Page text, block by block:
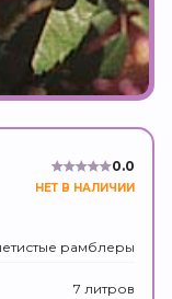
0.0
НЕТ В НАЛИЧИИ
рамблеры
7 литров